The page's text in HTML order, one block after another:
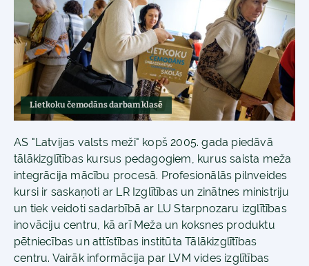
Lietkoku čemodāns darbam klasē
AS "Latvijas valsts meži" kopš 2005. gada piedāvā
tālākizglītības kursus pedagogiem, kurus saista meža
integrācija mācību procesā. Profesionālās pilnveides
kursi ir saskaņoti ar LR Izglītības un zinātnes ministriju
un tiek veidoti sadarbībā ar LU Starpnozaru izglītības
inovāciju centru, kā arī Meža un koksnes produktu
pētniecības un attīstības institūta Tālākizglītības
centru. Vairāk informācija par LVM vides izglītības